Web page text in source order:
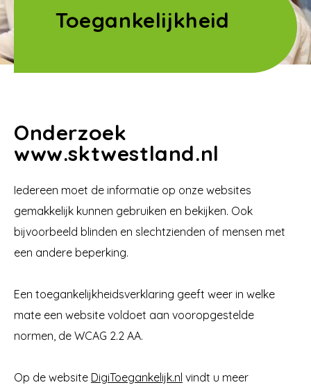
Toegankelijkheid
Onderzoek
www.sktwestland.nl
Iedereen moet de informatie op onze websites
gemakkelijk kunnen gebruiken en bekijken. Ook
bijvoorbeeld blinden en slechtzienden of mensen met
een andere beperking.
Een toegankelijkheidsverklaring geeft weer in welke
mate een website voldoet aan vooropgestelde
normen, de WCAG 2.2 AA.
Op de website DigiToegankelijk.nl vindt u meer